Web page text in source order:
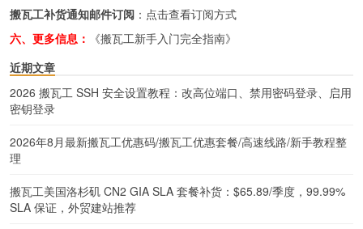
搬瓦工补货通知邮件订阅 ： 点击查看订阅方式
六、更多信息：
《搬瓦工新手入门完全指南》
近期文章
2026 搬瓦工 SSH 安全设置教程：改高位端口、禁用密码登录、启用
密钥登录
2026年8月最新搬瓦工优惠码/搬瓦工优惠套餐/高速线路/新手教程整
理
搬瓦工美国洛杉矶 CN2 GIA SLA 套餐补货：$65.89/季度，99.99%
SLA 保证，外贸建站推荐